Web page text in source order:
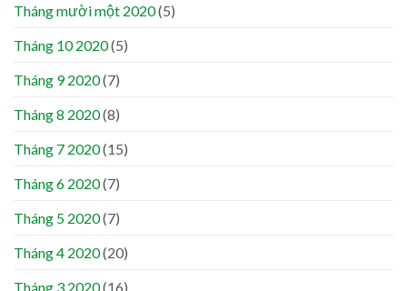
Tháng mười một 2020(5)
Tháng 10 2020(5)
Tháng 9 2020(7)
Tháng 8 2020(8)
Tháng 7 2020(15)
Tháng 6 2020(7)
Tháng 5 2020(7)
Tháng 4 2020(20)
Tháng 3 2020(16)